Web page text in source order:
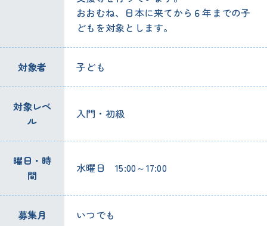
おおむね、日本に来てから６年までの子
どもを対象とします。
対象者 子ども
対象レベ
ル
入門・初級
曜日・時
間
水曜日 15:00～17:00
募集月 いつでも